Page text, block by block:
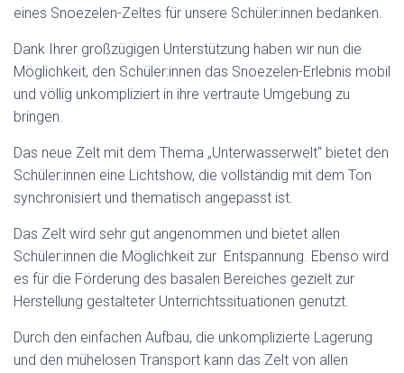
H
T
eines Snoezelen-Zeltes für unsere Schüler:innen bedanken.
Dank Ihrer großzügigen Unterstützung haben wir nun die
Möglichkeit, den Schüler:innen das Snoezelen-Erlebnis mobil
und völlig unkompliziert in ihre vertraute Umgebung zu
bringen.
Das neue Zelt mit dem Thema „Unterwasserwelt“ bietet den
Schüler:innen eine Lichtshow, die vollständig mit dem Ton
synchronisiert und thematisch angepasst ist.
Das Zelt wird sehr gut angenommen und bietet allen
Schüler:innen die Möglichkeit zur Entspannung. Ebenso wird
es für die Förderung des basalen Bereiches gezielt zur
Herstellung gestalteter Unterrichtssituationen genutzt.
Durch den einfachen Aufbau, die unkomplizierte Lagerung
und den mühelosen Transport kann das Zelt von allen